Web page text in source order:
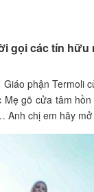
gọi các tín
phận Termoli
gõ cửa tâm
chị em hãy